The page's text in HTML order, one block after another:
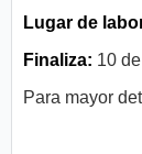
Lugar de
Finaliza: 10
Para mayor